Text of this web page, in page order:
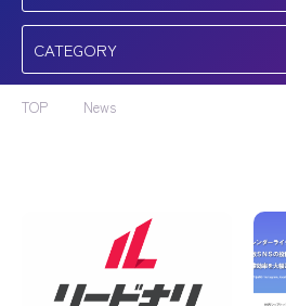
TOP News